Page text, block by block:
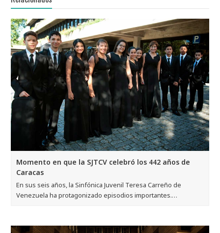
Momento en que la SJTCV celebró los 442 años de
Caracas
En sus seis años, la Sinfónica Juvenil Teresa Carreño de
Venezuela ha protagonizado episodios importantes.…